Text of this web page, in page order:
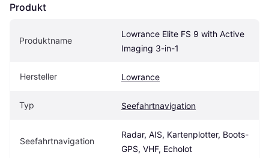
Produkt
Produktname
Lowrance Elite FS 9 with Active
Imaging 3-in-1
Hersteller Lowrance
Typ Seefahrtnavigation
Seefahrtnavigation
Radar, AIS, Kartenplotter, Boots-
GPS, VHF, Echolot